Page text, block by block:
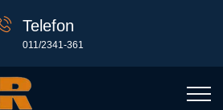
Telefon
011/2341-361